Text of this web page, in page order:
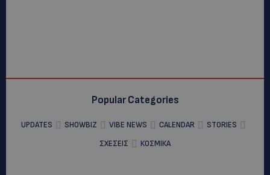
Popular Categories
UPDATES SHOWBIZ VIBE NEWS CALENDAR
STORIES
ΣΧΕΣΕΙΣ
ΚΟΣΜΙΚΑ